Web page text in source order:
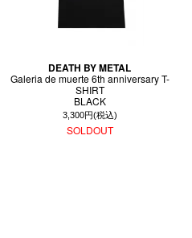
DEATH BY METAL
Galeria de muerte 6th anniversary T-
SHIRT
BLACK
3,300円(税込)
SOLDOUT